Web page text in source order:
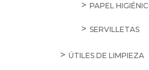
PAPEL
SERVILLETAS
ÚTILES DE LIMPIEZA